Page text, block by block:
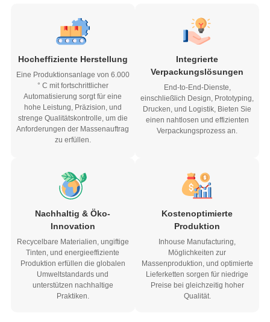
Hocheffiziente Herstellung
Eine Produktionsanlage von 6.000
° C mit fortschrittlicher
Automatisierung sorgt für eine
hohe Leistung, Präzision, und
strenge Qualitätskontrolle, um die
Anforderungen der Massenauftrag
zu erfüllen.
Integrierte
Verpackungslösungen
End-to-End-Dienste,
einschließlich Design, Prototyping,
Drucken, und Logistik, Bieten Sie
einen nahtlosen und effizienten
Verpackungsprozess an.
Nachhaltig & Öko-
Innovation
Recycelbare Materialien, ungiftige
Tinten, und energieeffiziente
Produktion erfüllen die globalen
Umweltstandards und
unterstützen nachhaltige
Praktiken.
Kostenoptimierte
Produktion
Inhouse Manufacturing,
Möglichkeiten zur
Massenproduktion, und optimierte
Lieferketten sorgen für niedrige
Preise bei gleichzeitig hoher
Qualität.